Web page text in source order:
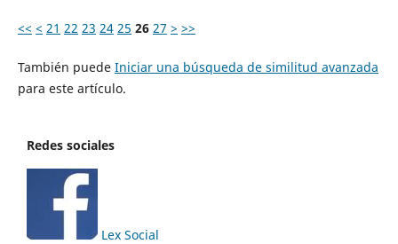
<< < 21 22 23 24 25 26 27 > >>
También puede Iniciar una búsqueda de similitud avanzada
para este artículo.
Redes sociales
Lex Social